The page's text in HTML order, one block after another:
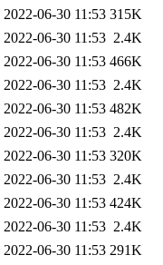
2022-06-30 11:53 315K
2022-06-30 11:53 2.4K
2022-06-30 11:53 466K
2022-06-30 11:53 2.4K
2022-06-30 11:53 482K
2022-06-30 11:53 2.4K
2022-06-30 11:53 320K
2022-06-30 11:53 2.4K
2022-06-30 11:53 424K
2022-06-30 11:53 2.4K
2022-06-30 11:53 291K